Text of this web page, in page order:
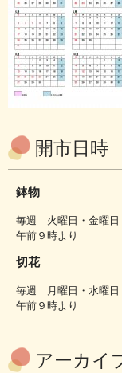
開市日時
鉢物
毎週 火曜日・金曜日
午前９時より
切花
毎週 月曜日・水曜日
午前９時より
アーカイ